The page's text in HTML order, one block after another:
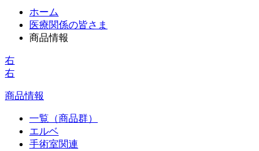
ホーム
医療関係の皆さま
商品情報
右
右
商品情報
一覧（商品群）
エルベ
手術室関連